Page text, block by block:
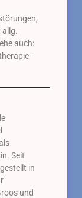
auch:
Seit
in
und